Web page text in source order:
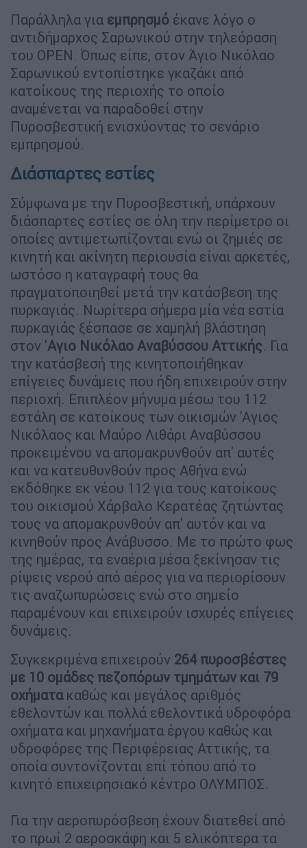
Παράλληλα για εμπρησμό έκανε λόγο ο
αντιδήμαρχος Σαρωνικού στην τηλεόραση
του OPEN. Όπως είπε, στον Άγιο Νικόλαο
Σαρωνικού εντοπίστηκε γκαζάκι από
κατοίκους της περιοχής το οποίο
αναμένεται να παραδοθεί στην
Πυροσβεστική ενισχύοντας το σενάριο
εμπρησμού.
Διάσπαρτες εστίες
Σύμφωνα με την Πυροσβεστική, υπάρχουν
διάσπαρτες εστίες σε όλη την περίμετρο οι
οποίες αντιμετωπίζονται ενώ οι ζημιές σε
κινητή και ακίνητη περιουσία είναι αρκετές,
ωστόσο η καταγραφή τους θα
πραγματοποιηθεί μετά την κατάσβεση της
πυρκαγιάς. Νωρίτερα σήμερα μία νέα εστία
πυρκαγιάς ξέσπασε σε χαμηλή βλάστηση
στον 'Αγιο Νικόλαο Αναβύσσου Αττικής. Για
την κατάσβεσή της κινητοποιήθηκαν
επίγειες δυνάμεις που ήδη επιχειρούν στην
περιοχή. Επιπλέον μήνυμα μέσω του 112
εστάλη σε κατοίκους των οικισμών 'Αγιος
Νικόλαος και Μαύρο Λιθάρι Αναβύσσου
προκειμένου να απομακρυνθούν απ' αυτές
και να κατευθυνθούν προς Αθήνα ενώ
εκδόθηκε εκ νέου 112 για τους κατοίκους
του οικισμού Χάρβαλο Κερατέας ζητώντας
τους να απομακρυνθούν απ' αυτόν και να
κινηθούν προς Ανάβυσσο. Με το πρώτο φως
της ημέρας, τα εναέρια μέσα ξεκίνησαν τις
ρίψεις νερού από αέρος για να περιορίσουν
τις αναζωπυρώσεις ενώ στο σημείο
παραμένουν και επιχειρούν ισχυρές επίγειες
δυνάμεις.
Συγκεκριμένα επιχειρούν 264 πυροσβέστες
με 10 ομάδες πεζοπόρων τμημάτων και 79
οχήματακαθώς και μεγάλος αριθμός
εθελοντών και πολλά εθελοντικά υδροφόρα
οχήματα και μηχανήματα έργου καθώς και
υδροφόρες της Περιφέρειας Αττικής, τα
οποία συντονίζονται επί τόπου από το
κινητό επιχειρησιακό κέντρο ΟΛΥΜΠΟΣ.
Για την αεροπυρόσβεση έχουν διατεθεί από
το πρωί 2 αεροσκάφη και 5 ελικόπτερα τα